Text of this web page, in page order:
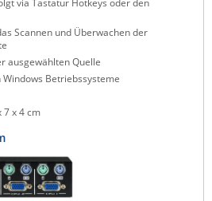
via Tastatur Hotkeys oder den
Scannen und Überwachen der
ausgewählten Quelle
Betriebssysteme
7 x 4 cm